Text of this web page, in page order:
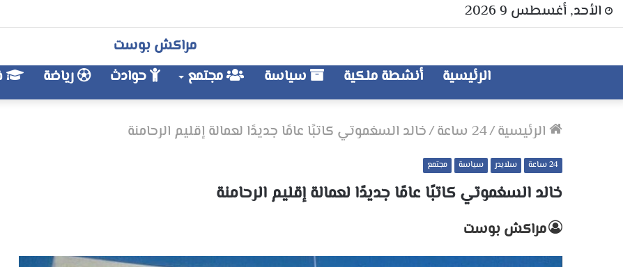
الأحد, أغسطس 9 2026
مراكش بوست
الرئيسية
أنشطة ملكية سياسة مجتمع حوادث رياضة
الرئيسية/24 ساعة /خالد السغموتي كاتبًا عامًا جديدًا لعمالة إقليم الرحامنة
24 ساعة سلايدر سياسة مجتمع
خالد السغموتي كاتبًا عامًا جديدًا لعمالة إقليم الرحامنة
مراكش بوست